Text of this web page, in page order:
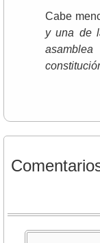
Cabe
y una de